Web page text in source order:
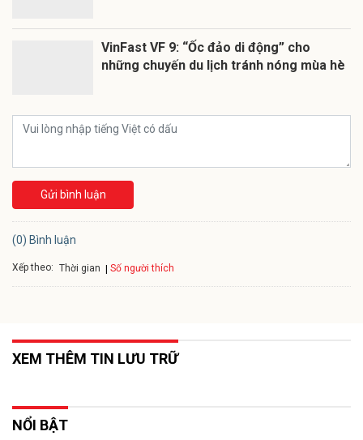
VinFast VF 9: “Ốc đảo di động” cho
những chuyến du lịch tránh nóng mùa hè
Gửi bình luận
(0) Bình luận
Xếp theo: Thời gian Số người thích
XEM THÊM TIN LƯU TRỮ
NỔI BẬT